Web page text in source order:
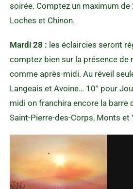
soirée. Comptez un maximum de
Loches et Chinon.
Mardi 28 : les éclaircies seront
comptez bien sur la présence de
comme après-midi. Au réveil
Langeais et Avoine… 10° pour
midi on franchira encore la barre
Saint-Pierre-des-Corps, Monts et